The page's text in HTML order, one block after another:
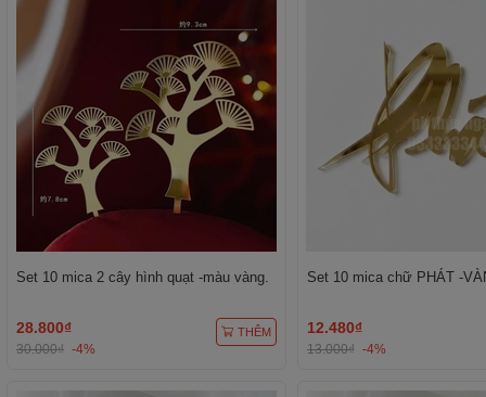
Set 10 mica 2 cây hình quạt -màu vàng.
28.800₫
30.000₫ -4%
THÊM
Set 10 mica chữ PHÁT -
12.480₫
13.000₫ -4%